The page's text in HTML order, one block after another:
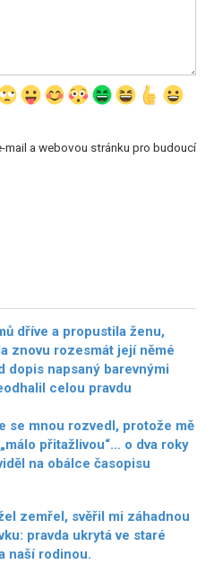
mail a webovou stránku pro budoucí
dříve a propustila ženu,
znovu rozesmát její němé
dopis napsaný barevnými
celou pravdu
se mnou rozvedl, protože mě
přitažlivou“… o dva roky
na obálce časopisu
zemřel, svěřil mi záhadnou
pravda ukrytá ve staré
naší rodinou.